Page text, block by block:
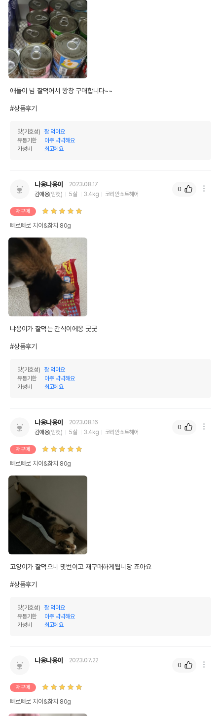
애들이 넘 잘먹어서 왕창 구매합니다~~
#상품후기
맛(기호성)
잘 먹어요
유통기한
아주 넉넉해요
가성비
최고에요
나옹나옹이
2023.08.17
김애옹(암컷) 5살 3.4kg 코리안쇼트헤어
재구매
빼로빼로 치어&참치 80g
냐옹이가 잘먹는 간식이에옹 굿굿
#상품후기
맛(기호성)
잘 먹어요
유통기한
아주 넉넉해요
가성비
최고에요
0
나옹나옹이
2023.08.16
김애옹(암컷) 5살 3.4kg 코리안쇼트헤어
재구매
빼로빼로 치어&참치 80g
고양이가 잘먹으니 몇번이고 재구매하게됩니당 죠아요
#상품후기
맛(기호성)
잘 먹어요
유통기한
아주 넉넉해요
가성비
최고에요
0
나옹나옹이 2023.07.22
재구매
빼로빼로 치어&참치 80g
0